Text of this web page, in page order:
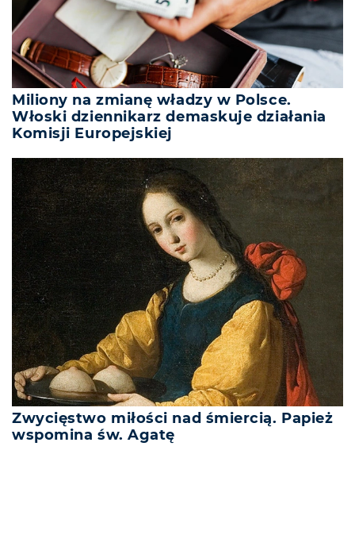
Miliony na zmianę władzy w Polsce.
Włoski dziennikarz demaskuje działania
Komisji Europejskiej
Zwycięstwo miłości nad śmiercią. Papież
wspomina św. Agatę